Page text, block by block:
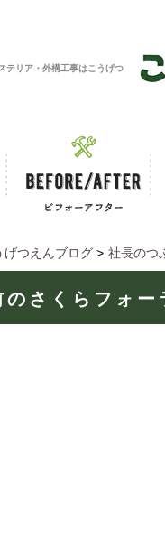
テリア・外構工事はこうげつ
げつえんブログ > 社長のつ
のさくらフォー